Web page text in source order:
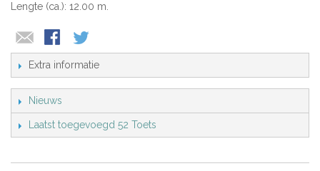
Lengte (ca.): 12.00 m.
Extra informatie
Nieuws
Laatst toegevoegd 52 Toets